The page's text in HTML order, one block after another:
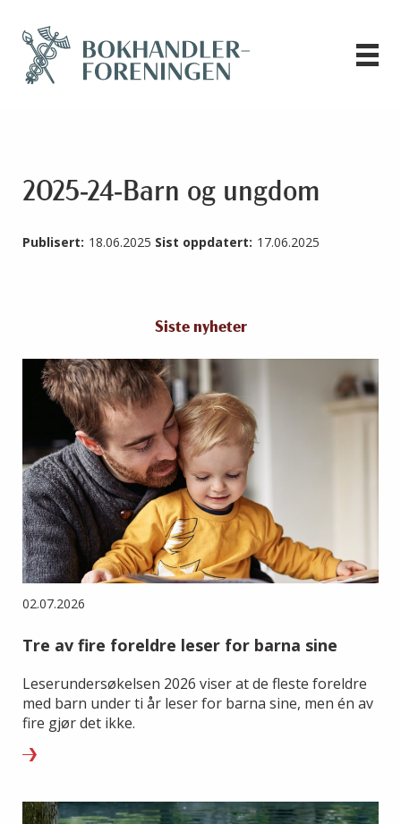
2025-24-Barn og ungdom
Publisert: 18.06.2025 Sist oppdatert: 17.06.2025
Siste nyheter
02.07.2026
Tre av fire foreldre leser for barna sine
Leserundersøkelsen 2026 viser at de fleste foreldre
med barn under ti år leser for barna sine, men én av
fire gjør det ikke.